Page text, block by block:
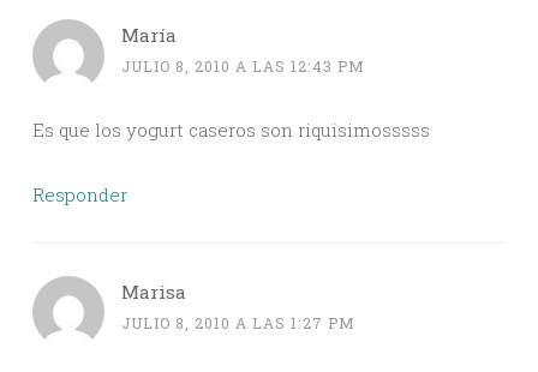
María
JULIO 8, 2010 A LAS 12:43 PM
Es que los yogurt caseros son riquisimosssss
Responder
Marisa
JULIO 8, 2010 A LAS 1:27 PM